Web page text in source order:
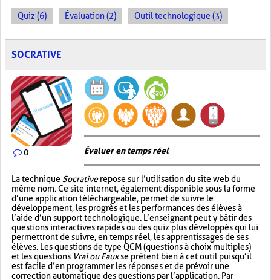
Quiz (6) Évaluation (2) Outil technologique (3)
SOCRATIVE
0 Évaluer en temps réel
La technique Socrativerepose sur l’utilisation du site web du
même nom. Ce site internet, également disponible sous la forme
d’une application téléchargeable, permet de suivre le
développement, les progrès et les performances des élèves à
l’aide d’un support technologique. L’enseignant peut y bâtir des
questions interactives rapides ou des quiz plus développés qui lui
permettront de suivre, en temps réel, les apprentissages de ses
élèves. Les questions de type QCM (questions à choix multiples)
et les questions Vrai ou Fauxse prêtent bien à cet outil puisqu’il
est facile d’en programmer les réponses et de prévoir une
correction automatique des questions par l’application. Par